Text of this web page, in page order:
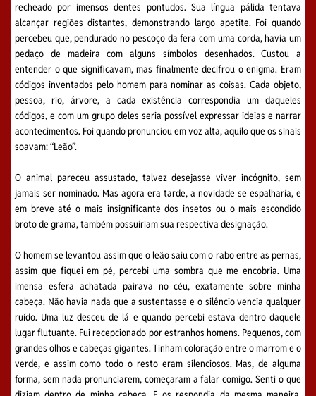
recheado por imensos dentes pontudos. Sua língua pálida tentava
alcançar regiões distantes, demonstrando largo apetite. Foi quando
percebeu que, pendurado no pescoço da fera com uma corda, havia um
pedaço de madeira com alguns símbolos desenhados. Custou a
entender o que significavam, mas finalmente decifrou o enigma. Eram
códigos inventados pelo homem para nominar as coisas. Cada objeto,
pessoa, rio, árvore, a cada existência correspondia um daqueles
códigos, e com um grupo deles seria possível expressar ideias e narrar
acontecimentos. Foi quando pronunciou em voz alta, aquilo que os sinais
soavam: “Leão”.
O animal pareceu assustado, talvez desejasse viver incógnito, sem
jamais ser nominado. Mas agora era tarde, a novidade se espalharia, e
em breve até o mais insignificante dos insetos ou o mais escondido
broto de grama, também possuiriam sua respectiva designação.
O homem se levantou assim que o leão saiu com o rabo entre as pernas,
assim que fiquei em pé, percebi uma sombra que me encobria. Uma
imensa esfera achatada pairava no céu, exatamente sobre minha
cabeça. Não havia nada que a sustentasse e o silêncio vencia qualquer
ruído. Uma luz desceu de lá e quando percebi estava dentro daquele
lugar flutuante. Fui recepcionado por estranhos homens. Pequenos, com
grandes olhos e cabeças gigantes. Tinham coloração entre o marrom e o
verde, e assim como todo o resto eram silenciosos. Mas, de alguma
forma, sem nada pronunciarem, começaram a falar comigo. Senti o que